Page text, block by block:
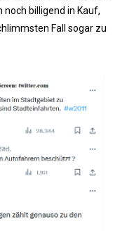
billigend in Kauf,
Fall sogar zu